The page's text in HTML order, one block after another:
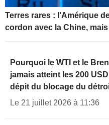
Terres rares : l'Amérique
cordon avec la Chine,
Pourquoi le WTI et le
jamais atteint les 200
dépit du blocage du
Le 21 juillet 2026 à 11:36